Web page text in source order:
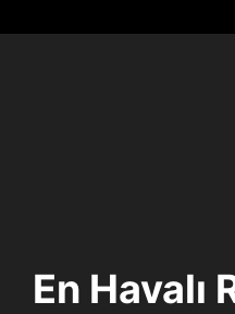
En Havalı